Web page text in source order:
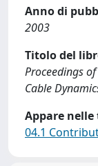
Anno di
2003
Titolo del
Proceedings
Cable
Appare
04.1